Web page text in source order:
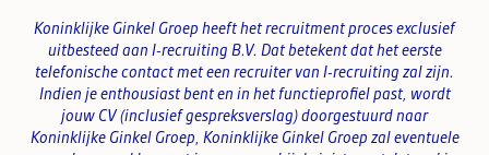
Koninklijke Ginkel Groep heeft het recruitment proces exclusief
uitbesteed aan I-recruiting B.V. Dat betekent dat het eerste
telefonische contact met een recruiter van I-recruiting zal zijn.
Indien je enthousiast bent en in het functieprofiel past, wordt
jouw CV (inclusief gespreksverslag) doorgestuurd naar
Koninklijke Ginkel Groep, Koninklijke Ginkel Groep zal eventuele